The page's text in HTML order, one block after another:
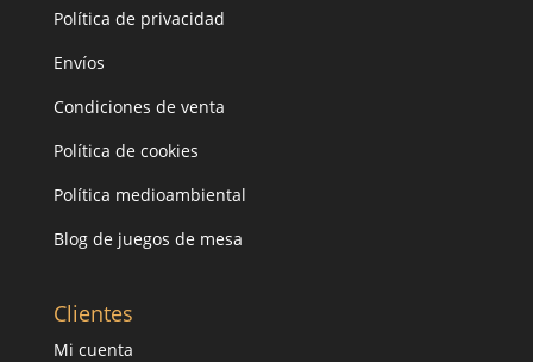
Política de privacidad
Envíos
Condiciones de venta
Política de cookies
Política medioambiental
Blog de juegos de mesa
Clientes
Mi cuenta